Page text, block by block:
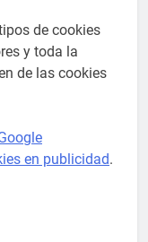
de cookies
y toda la
de las cookies
en publicidad.